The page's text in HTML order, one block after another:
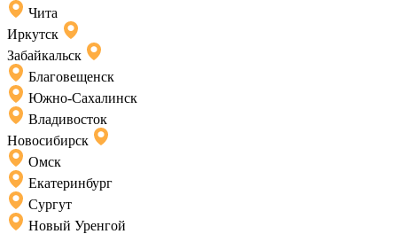
Чита
Иркутск
Забайкальск
Благовещенск
Южно-Сахалинск
Владивосток
Новосибирск
Омск
Екатеринбург
Сургут
Новый Уренгой